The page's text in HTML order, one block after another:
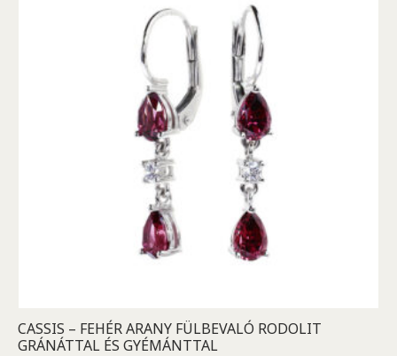
CASSIS – FEHÉR ARANY FÜLBEVALÓ RODOLIT
GRÁNÁTTAL ÉS GYÉMÁNTTAL